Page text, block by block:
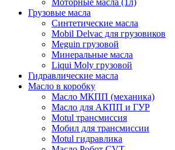
Моторные масла (1л)
Грузовые масла
Синтетические масла
Mobil Delvac для грузовиков
Meguin грузовой
Минеральные масла
Liqui Moly грузовой
Гидравлические масла
Масло в коробку
Масло МКПП (механика)
Масло для АКПП и ГУР
Motul трансмиссия
Мобил для трансмиссии
Motul гидравлика